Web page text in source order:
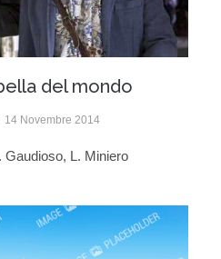
del mondo
14 Novembre 2014
L. Miniero